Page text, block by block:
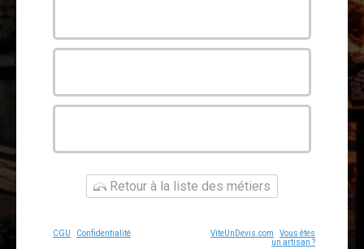
Retour à la liste des métiers
CGU Confidentialité ViteUnDevis.com
Vous êtes
un artisan ?